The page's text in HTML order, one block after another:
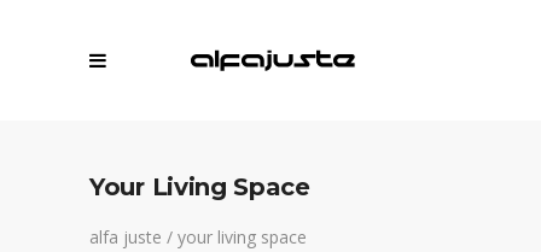
Your Living Space
alfa juste / your living space